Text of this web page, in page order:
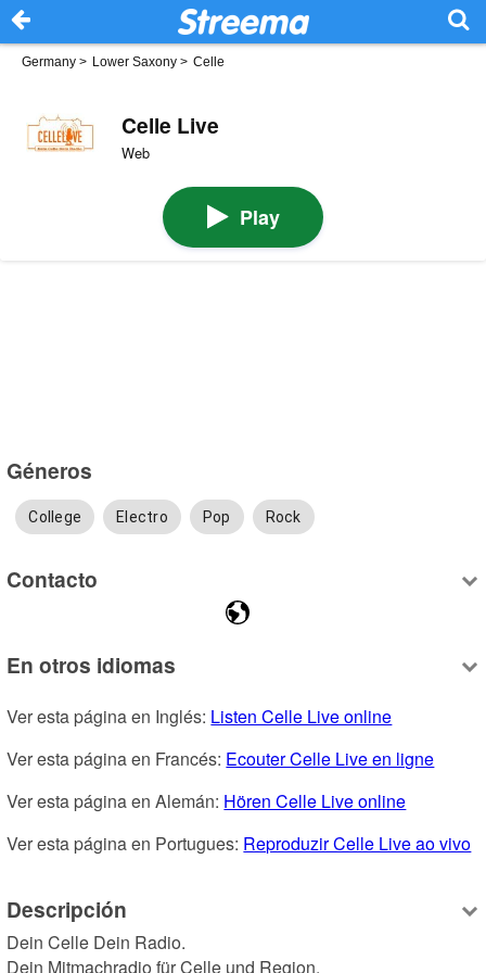
Germany > Lower Saxony > Celle
Celle Live
Web
Play
Géneros
College Electro Pop Rock
Contacto
En otros idiomas
Ver esta página en Inglés: Listen Celle Live online
Ver esta página en Francés: Ecouter Celle Live en ligne
Ver esta página en Alemán: Hören Celle Live online
Ver esta página en Portugues: Reproduzir Celle Live ao vivo
Descripción
Dein Celle Dein Radio.
Dein Mitmachradio für Celle und Region.